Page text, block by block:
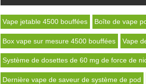
Vape jetable 4500 bouffées Boîte de vape
Box vape sur mesure 4500 bouffées Vape
Système de dosettes de 60 mg de force de
Dernière vape de saveur de système de pod